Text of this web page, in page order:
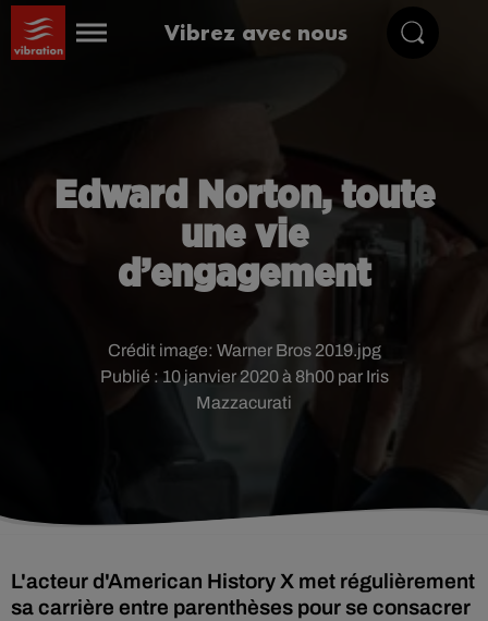
Vibrez avec nous
Edward Norton, toute
une vie
d’engagement
Publié : 10 janvier 2020 à 8h00 par Iris
Mazzacurati
Crédit image: Warner Bros 2019.jpg
L'acteur d'American History X met régulièrement
sa carrière entre parenthèses pour se consacrer